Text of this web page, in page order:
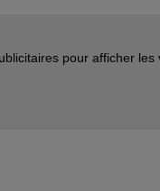
pour afficher les